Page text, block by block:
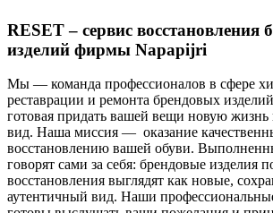
RESET – сервис восстановления
изделий фирмы Napapijri
Мы — команда профессионалов в сфере
реставрации и ремонта брендовых
готовая придать вашей вещи новую
вид. Наша миссия — оказание
восстановлению вашей обуви.
говорят сами за себя: брендовые изделия
восстановления выглядят как новые,
аутентичный вид. Наши